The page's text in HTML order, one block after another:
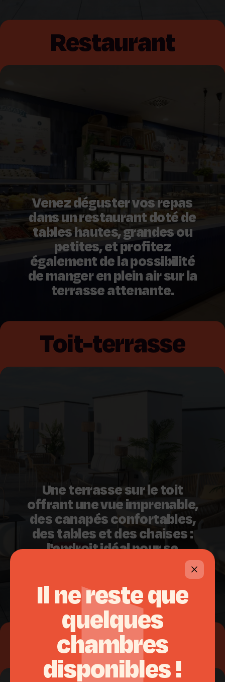
Ilneresteque
quelques
chambres
disponibles!
Restaurant
Venez déguster vos repas
dans un restaurant doté de
tables hautes, grandes ou
petites, et profitez
également de la possibilité
de manger en plein air sur la
terrasse attenante.
Toit-terrasse
Une terrasse sur le toit
offrant une vue imprenable,
des canapés confortables,
des tables et des chaises :
l'endroit idéal pour se
détendre, discuter entre
amis ou admirer le coucher
de soleil sur la ville.
Salle de sport